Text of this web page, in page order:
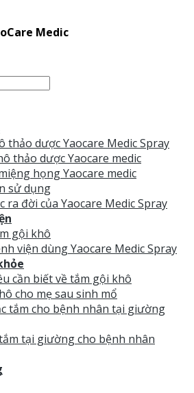
Medic
thảo dược Yaocare Medic Spray
thảo dược Yaocare medic
họng Yaocare medic
sử dụng
ra đời của Yaocare Medic Spray
gội khô
viện dùng Yaocare Medic Spray
cần biết về tắm gội khô
cho mẹ sau sinh mổ
tắm cho bệnh nhân tại giường
tại giường cho bệnh nhân